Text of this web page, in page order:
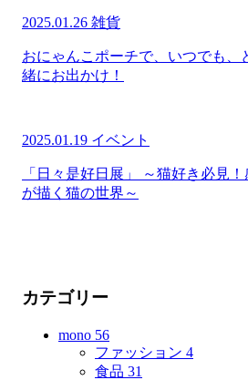
2025.01.26 雑貨
おにゃんこポーチで、いつでも、
緒にお出かけ！
2025.01.19 イベント
「日々是好日展」 ～猫好き必見
が描く猫の世界～
カテゴリー
mono 56
ファッション 4
食品 31